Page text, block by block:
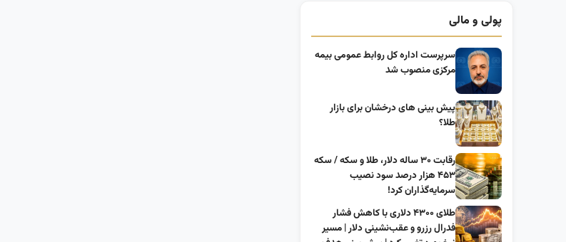
پولی و مالی
سرپرست اداره کل روابط عمومی بیمه
مرکزی منصوب شد
پیش بینی های درخشان برای بازار
طلا؟
رقابت ۳۰ ساله دلار، طلا و سکه / سکه
۴۵۳ هزار درصد سود نصیب
سرمایه‌گذاران کرد!
طلای ۴۳۰۰ دلاری با کاهش فشار
فدرال رزرو و عقب‌نشینی دلار | مسیر